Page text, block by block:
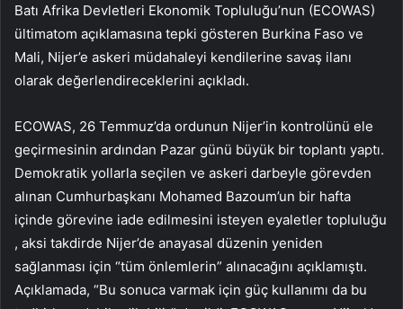
Batı Afrika Devletleri Ekonomik Topluluğu’nun (ECOWAS)
ültimatom açıklamasına tepki gösteren Burkina Faso ve
Mali, Nijer’e askeri müdahaleyi kendilerine savaş ilanı
olarak değerlendireceklerini açıkladı.
ECOWAS, 26 Temmuz’da ordunun Nijer’in kontrolünü ele
geçirmesinin ardından Pazar günü büyük bir toplantı yaptı.
Demokratik yollarla seçilen ve askeri darbeyle görevden
alınan Cumhurbaşkanı Mohamed Bazoum’un bir hafta
içinde görevine iade edilmesini isteyen eyaletler topluluğu
, aksi takdirde Nijer’de anayasal düzenin yeniden
sağlanması için “tüm önlemlerin” alınacağını açıklamıştı.
Açıklamada, “Bu sonuca varmak için güç kullanımı da bu